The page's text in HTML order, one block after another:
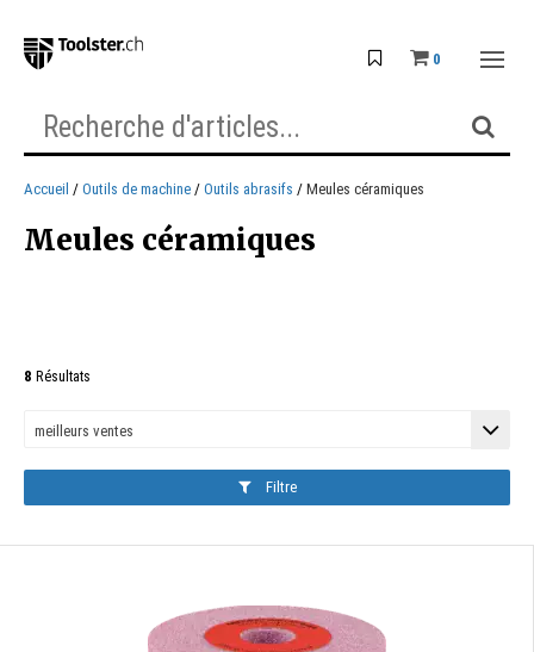
0
Accueil Outils de machine Outils abrasifs Meules céramiques
Meules céramiques
8 Résultats
Filtre